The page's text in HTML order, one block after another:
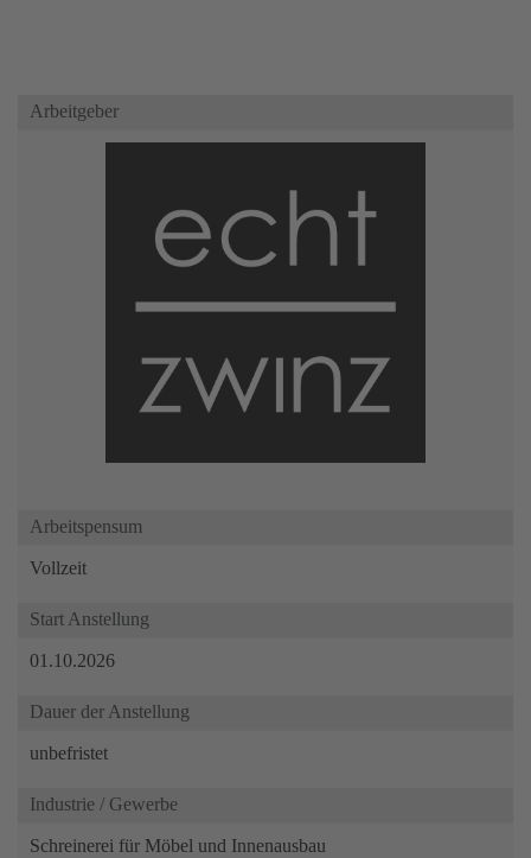
Arbeitgeber
Arbeitspensum
Vollzeit
Start Anstellung
01.10.2026
Dauer der Anstellung
unbefristet
Industrie / Gewerbe
Schreinerei für Möbel und Innenausbau